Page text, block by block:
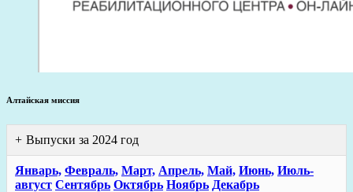
Алтайская миссия
Выпуски за 2024 год
Январь, Февраль, Март, Апрель, Май, Июнь, Июль-
август Сентябрь Октябрь Ноябрь Декабрь